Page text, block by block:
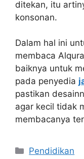
ditekan, itu
konsonan.
Dalam hal ini
membaca
baiknya untuk
pada penyedia
pastikan
agar kecil tidak
membacanya
Categories
Pendidikan